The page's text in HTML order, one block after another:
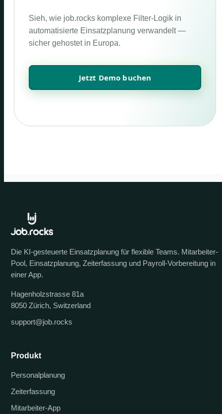
Sieh, wie job.rocks komplexe Filter-Logik in
automatisierte Einsatzplanung verwandelt —
sicher gehostet in Europa.
Jetzt Demo buchen
Die KI-gesteuerte Einsatzplanung für flexible Teams. Mitarbeiter-
Pool, Einsatzplanung, Zeiterfassung und Payroll-Vorbereitung in
einer App.
Hagenholzstrasse 81a
8050 Zürich, Switzerland
support@job.rocks
Produkt
Personalplanung
Zeiterfassung
Mitarbeiter-App